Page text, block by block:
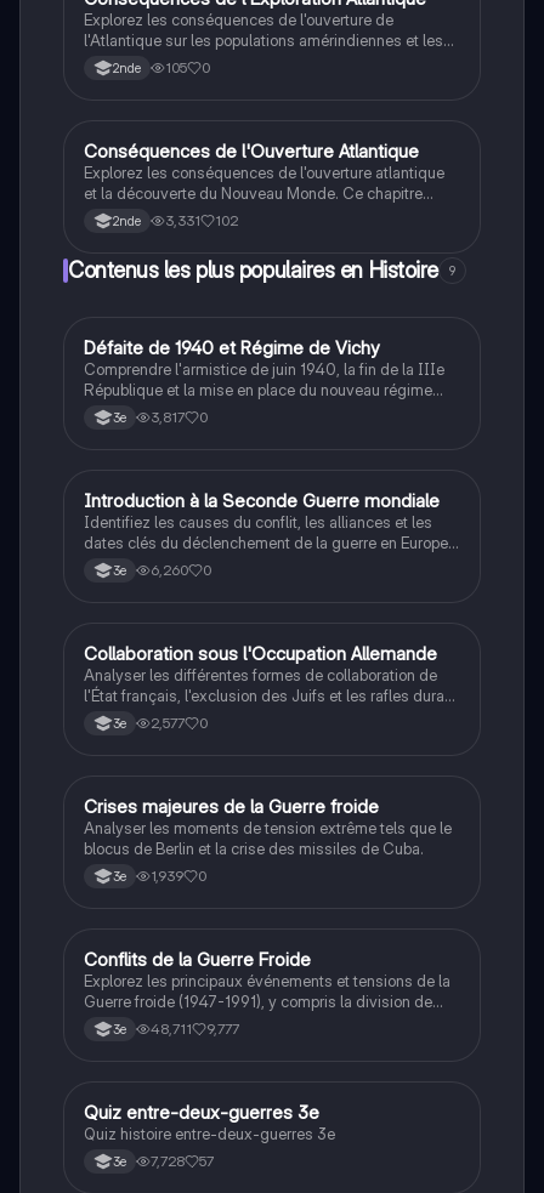
colonisation. Type: résumé historique.
Explorez les conséquences de l'ouverture de
l'Atlantique sur les populations amérindiennes et les
empires coloniaux. Ce résumé aborde les conquêtes
des conquistadors, le traité de Tordesillas, et la
résumé historique.
2nde 105 0
Histoire
Conséquences de l'Ouverture Atlantique
Explorez les conséquences de l'ouverture atlantique
et la découverte du Nouveau Monde. Ce chapitre
aborde les débats de Bartolomé de Las Casas, les
conquêtes coloniales, l'esclavage, et l'impact sur les
histoire de 2de, ce résumé met en lumière les enjeux
2nde 3,331 102
Contenus les plus populaires en Histoire 9
DHistoire
Défaite de 1940 et Régime de Vichy
Comprendre l'armistice de juin 1940, la fin de la IIIe
République et la mise en place du nouveau régime
autoritaire de Philippe Pétain.
3e 3,817 0
IHistoire
Introduction à la Seconde Guerre mondiale
Identifiez les causes du conflit, les alliances et les
dates clés du déclenchement de la guerre en Europe
et dans le Pacifique.
3e 6,260 0
CHistoire
Collaboration sous l'Occupation Allemande
Analyser les différentes formes de collaboration de
l'État français, l'exclusion des Juifs et les rafles durant
la Seconde Guerre mondiale.
3e 2,577 0
CHistoire
Crises majeures de la Guerre froide
Analyser les moments de tension extrême tels que le
blocus de Berlin et la crise des missiles de Cuba.
3e 1,939 0
Histoire
Conflits de la Guerre Froide
Explorez les principaux événements et tensions de la
Guerre froide (1947-1991), y compris la division de
l'Allemagne, la crise de Cuba, la guerre du Vietnam, et
la course à l'espace. Cette fiche de révision couvre les
historique.
3e 48,711 9,777
QHistoire
Quiz entre-deux-guerres 3e
Quiz histoire entre-deux-guerres 3e
3e 7,728 57